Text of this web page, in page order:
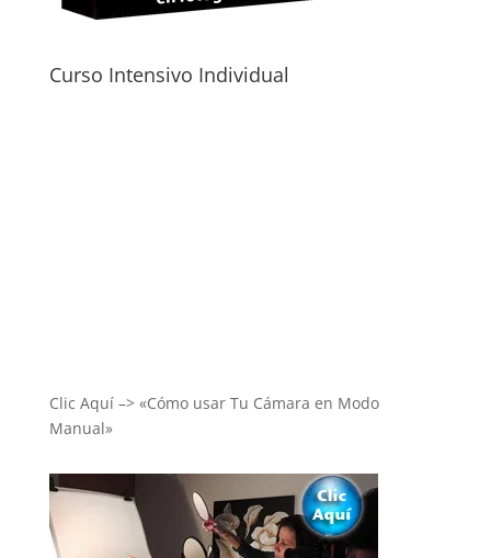
Curso Intensivo Individual
Clic Aquí –> «Cómo usar Tu Cámara en Modo
Manual»